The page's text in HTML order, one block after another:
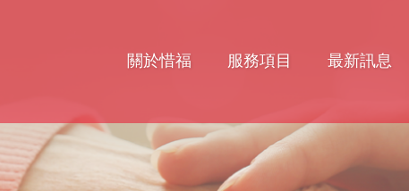
關於惜福 服務項目 最新訊息